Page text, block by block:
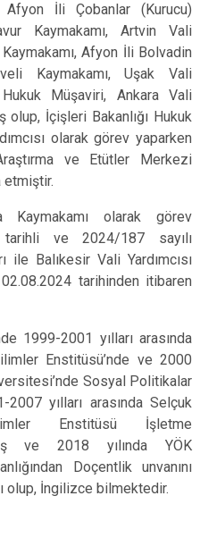
İli Çobanlar (Kurucu)
Kaymakamı, Artvin Vali
Kaymakamı, Afyon İli Bolvadin
Kaymakamı, Uşak Vali
Hukuk Müşaviri, Ankara Vali
olup, İçişleri Bakanlığı Hukuk
olarak görev yaparken
ve Etütler Merkezi
etmiştir.
Kaymakamı olarak görev
tarihli ve 2024/187 sayılı
ile Balıkesir Vali Yardımcısı
tarihinden itibaren
1999-2001 yılları arasında
Enstitüsü’nde ve 2000
Sosyal Politikalar
yılları arasında Selçuk
Enstitüsü İşletme
ve 2018 yılında YÖK
Doçentlik unvanını
olup, İngilizce bilmektedir.